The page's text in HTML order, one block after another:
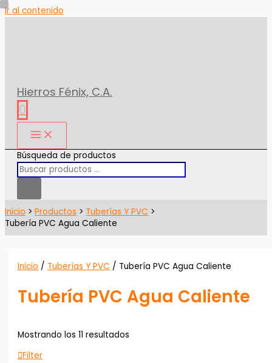
Ir al contenido
Hierros Fénix, C.A.
0
Búsqueda de productos
Inicio Productos
Tuberías Y PVC
Tubería PVC Agua Caliente
Inicio / Tuberías Y PVC / Tubería PVC Agua Caliente
Tubería PVC Agua Caliente
Mostrando los 11 resultados
Filter